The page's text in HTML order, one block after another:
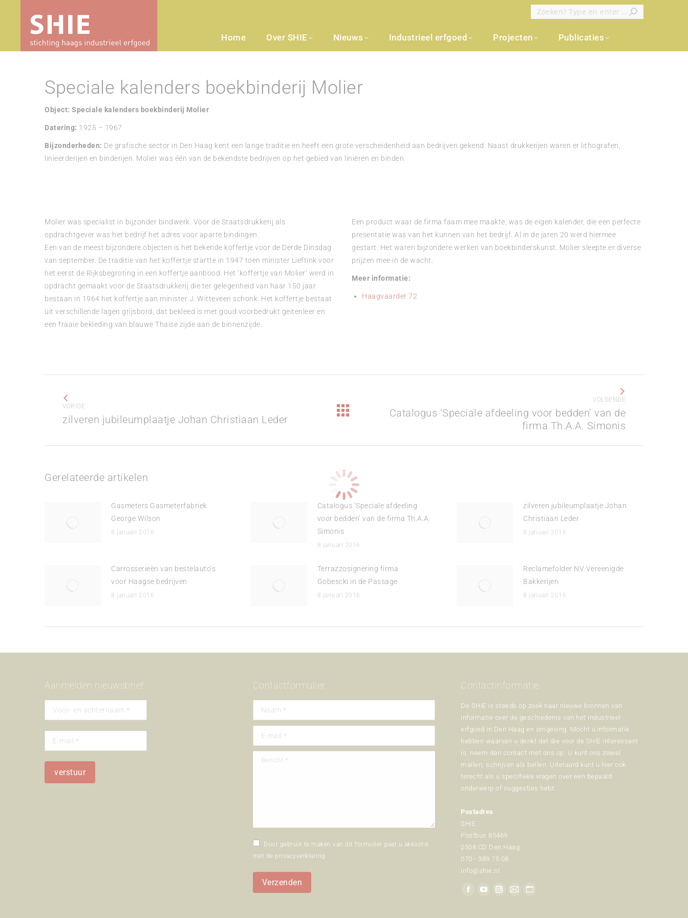
Zoeken:
Home Over SHIE Nieuws Industrieel erfgoed Projecten Publicaties
Speciale kalenders boekbinderij Molier
Object: Speciale kalenders boekbinderij Molier
Datering: 1925 – 1967
Bijzonderheden: De grafische sector in Den Haag kent een lange traditie en heeft een grote verscheidenheid aan bedrijven gekend. Naast drukkerijen waren er lithografen,
linieerderijen en binderijen. Molier was één van de bekendste bedrijven op het gebied van liniëren en binden.
Molier was specialist in bijzonder bindwerk. Voor de Staatsdrukkerij als
opdrachtgever was het bedrijf het adres voor aparte bindingen.
Een van de meest bijzondere objecten is het bekende koffertje voor de Derde Dinsdag
van september. De traditie van het koffertje startte in 1947 toen minister Lieftink voor
het eerst de Rijksbegroting in een koffertje aanbood. Het ‘koffertje van Molier’ werd in
opdracht gemaakt voor de Staatsdrukkerij die ter gelegenheid van haar 150 jaar
bestaan in 1964 het koffertje aan minister J. Witteveen schonk. Het koffertje bestaat
uit verschillende lagen grijsbord, dat bekleed is met goud voorbedrukt geitenleer en
een fraaie bekleding van blauwe Thaise zijde aan de binnenzijde.
Een product waar de firma faam mee maakte, was de eigen kalender, die een perfecte
presentatie was van het kunnen van het bedrijf. Al in de jaren 20 werd hiermee
gestart. Het waren bijzondere werken van boekbinderskunst. Molier sleepte er diverse
prijzen mee in de wacht.
Meer informatie:
Haagvaarder 72
navigatie
VORIGE
Vorig
zilveren jubileumplaatje Johan Christiaan Leder
VOLGENDE
VolgendCatalogus ‘Speciale afdeeling voor bedden’ van de
firma Th.A.A. Simonis
Gerelateerde artikelen
Gasmeters Gasmeterfabriek
George Wilson
8 januari 2016
Catalogus ‘Speciale afdeeling
voor bedden’ van de firma Th.A.A.
Simonis
8 januari 2016
zilveren jubileumplaatje Johan
Christiaan Leder
8 januari 2016
Carrosserieën van bestelauto’s
voor Haagse bedrijven
8 januari 2016
Terrazzosignering firma
Gobescki in de Passage
8 januari 2016
Reclamefolder NV Vereenigde
Bakkerijen
8 januari 2016
Aanmelden nieuwsbrief Contactformulier
Naam *
E-mail *
Bericht *
Door gebruik te maken van dit formulier gaat u akkoord
met de privacyverklaring .
Verzenden
Contactinformatie
De SHIE is steeds op zoek naar nieuwe bronnen van
informatie over de geschiedenis van het industrieel
erfgoed in Den Haag en omgeving. Mocht u informatie
hebben waarvan u denkt dat die voor de SHIE interessant
is, neem dan contact met ons op. U kunt ons zowel
mailen, schrijven als bellen. Uiteraard kunt u hier ook
terecht als u specifieke vragen over een bepaald
onderwerp of suggesties hebt.
Postadres
SHIE
Postbus 85469
2508 CD Den Haag
070 - 389 75 08
info@shie.nl
Vind ons op:
FacebookYouTubeInstagram
Mail Website